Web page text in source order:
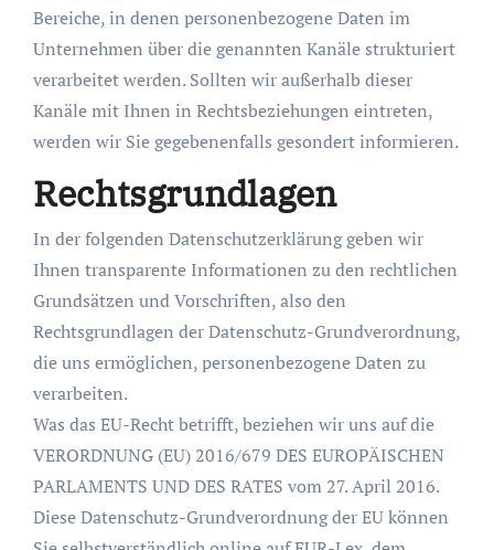
Bereiche, in denen personenbezogene Daten im
Unternehmen über die genannten Kanäle strukturiert
verarbeitet werden. Sollten wir außerhalb dieser
Kanäle mit Ihnen in Rechtsbeziehungen eintreten,
werden wir Sie gegebenenfalls gesondert informieren.
Rechtsgrundlagen
In der folgenden Datenschutzerklärung geben wir
Ihnen transparente Informationen zu den rechtlichen
Grundsätzen und Vorschriften, also den
Rechtsgrundlagen der Datenschutz-Grundverordnung,
die uns ermöglichen, personenbezogene Daten zu
verarbeiten.
Was das EU-Recht betrifft, beziehen wir uns auf die
VERORDNUNG (EU) 2016/679 DES EUROPÄISCHEN
PARLAMENTS UND DES RATES vom 27. April 2016.
Diese Datenschutz-Grundverordnung der EU können